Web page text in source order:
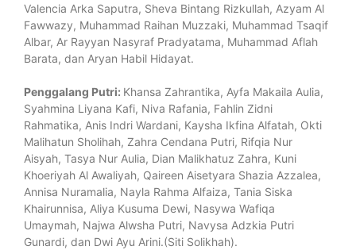
Valencia Arka Saputra, Sheva Bintang Rizkullah, Azyam Al
Fawwazy, Muhammad Raihan Muzzaki, Muhammad Tsaqif
Albar, Ar Rayyan Nasyraf Pradyatama, Muhammad Aflah
Barata, dan Aryan Habil Hidayat.
Penggalang Putri: Khansa Zahrantika, Ayfa Makaila Aulia,
Syahmina Liyana Kafi, Niva Rafania, Fahlin Zidni
Rahmatika, Anis Indri Wardani, Kaysha Ikfina Alfatah, Okti
Malihatun Sholihah, Zahra Cendana Putri, Rifqia Nur
Aisyah, Tasya Nur Aulia, Dian Malikhatuz Zahra, Kuni
Khoeriyah Al Awaliyah, Qaireen Aisetyara Shazia Azzalea,
Annisa Nuramalia, Nayla Rahma Alfaiza, Tania Siska
Khairunnisa, Aliya Kusuma Dewi, Nasywa Wafiqa
Umaymah, Najwa Alwsha Putri, Navysa Adzkia Putri
Gunardi, dan Dwi Ayu Arini.(Siti Solikhah).